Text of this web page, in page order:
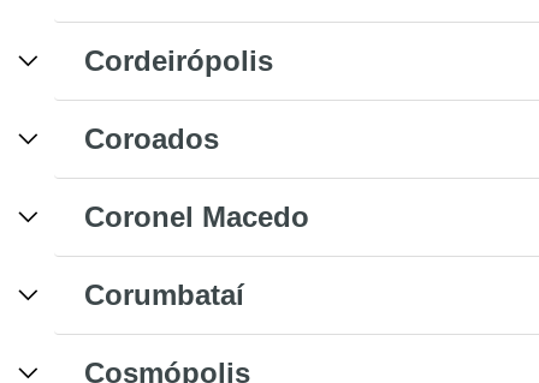
Cordeirópolis
Coroados
Coronel Macedo
Corumbataí
Cosmópolis